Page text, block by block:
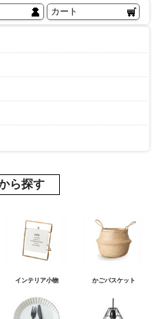
カート
ら探す
インテリア小物 かごバスケット